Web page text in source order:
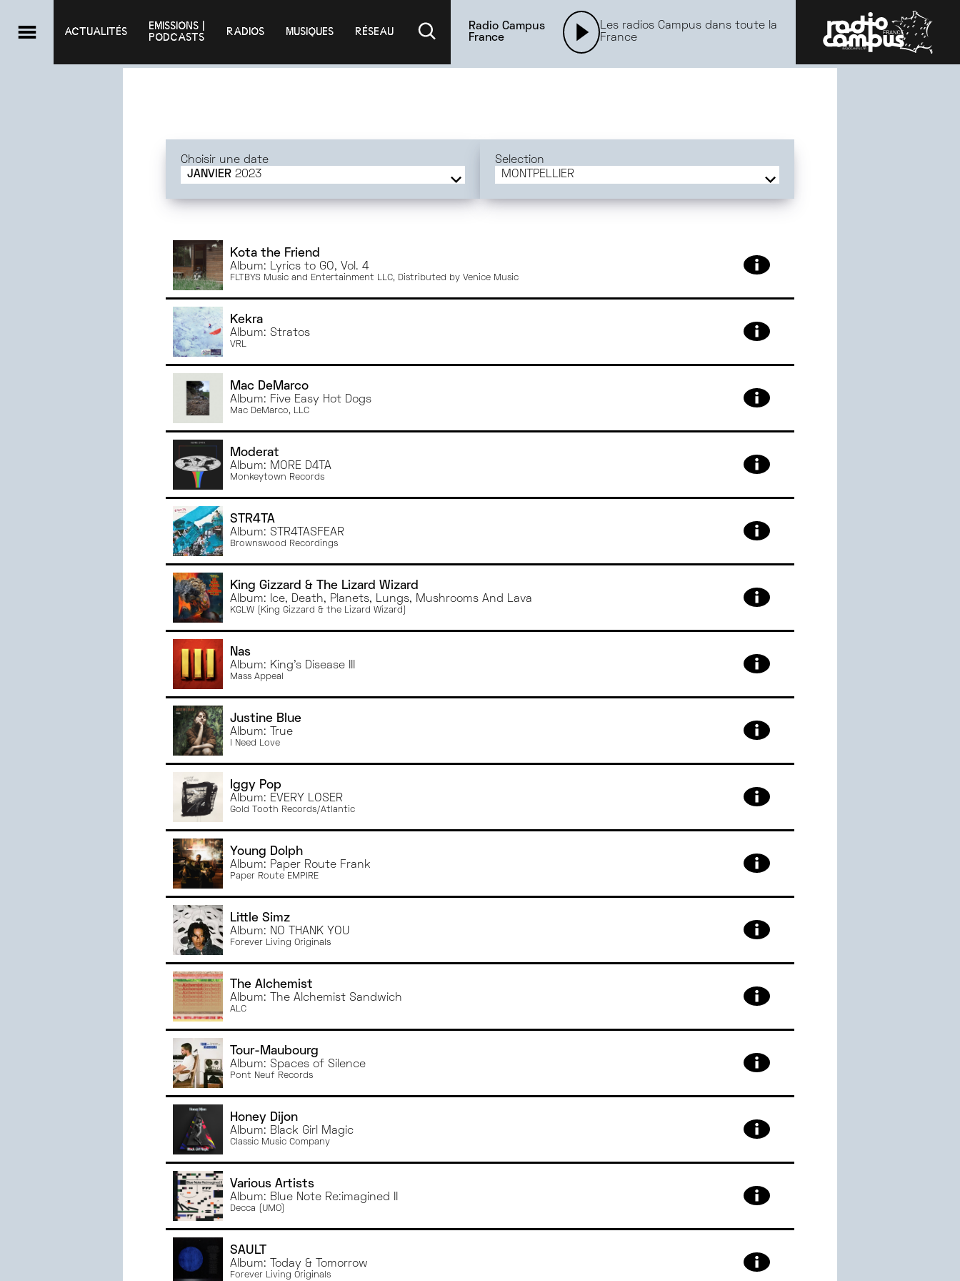
ACTUALITÉS
EMISSIONS |
PODCASTS
RADIOS MUSIQUES RÉSEAU
Radio Campus
France
Les radios Campus dans toute la
France
Choisir une date
JANVIER2023
MARS2025
FÉVRIER 2025
JANVIER
DÉCEMBRE
NOVEMBRE2024
OCTOBRE2024
JUIN
2024
MAI2024
AVRIL
2024
MARS2024
FÉVRIER
2024
JANVIER2024
DÉCEMBRE
NOVEMBRE
OCTOBRE 2023
SEPTEMBRE2023
JUIN2023
MAI2023
AVRIL 2023
MARS2023
FÉVRIER
JANVIER2023
JUIN2022
MAI2022
AVRIL2022
MARS2022
Selection
MONTPELLIER
Kota the Friend
Album: Lyrics to GO, Vol. 4
FLTBYS Music and Entertainment LLC, Distributed by Venice Music
Kekra
Album: Stratos
VRL
Mac DeMarco
Album: Five Easy Hot Dogs
Mac DeMarco, LLC
Moderat
Album: MORE D4TA
Monkeytown Records
STR4TA
Album: STR4TASFEAR
Brownswood Recordings
King Gizzard & The Lizard Wizard
Album: Ice, Death, Planets, Lungs, Mushrooms And Lava
KGLW (King Gizzard & the Lizard Wizard)
Nas
Album: King's Disease III
Mass Appeal
Justine Blue
Album: True
I Need Love
Iggy Pop
Album: EVERY LOSER
Gold Tooth Records/Atlantic
Young Dolph
Album: Paper Route Frank
Paper Route EMPIRE
Little Simz
Album: NO THANK YOU
Forever Living Originals
The Alchemist
Album: The Alchemist Sandwich
ALC
Tour-Maubourg
Album: Spaces of Silence
Pont Neuf Records
Honey Dijon
Album: Black Girl Magic
Classic Music Company
Various Artists
Album: Blue Note Re:imagined II
Decca (UMO)
SAULT
Album: Today & Tomorrow
Forever Living Originals